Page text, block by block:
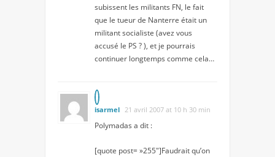
subissent les militants FN, le fait
que le tueur de Nanterre était un
militant socialiste (avez vous
accusé le PS ? ), et je pourrais
continuer longtemps comme cela…
isarmel 21 avril 2007 at 10 h 30 min
Polymadas a dit :
[quote post= »255″]Faudrait qu’on